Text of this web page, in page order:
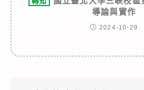
導論與實作
2024-10-29